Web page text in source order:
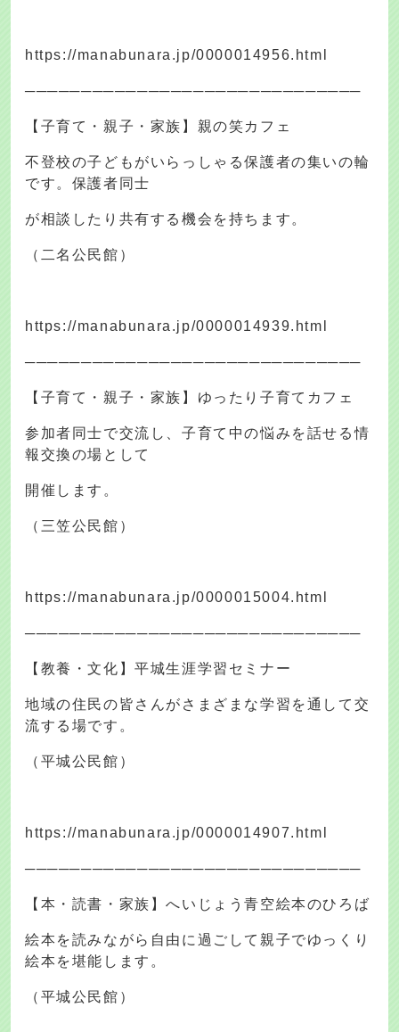
https://manabunara.jp/0000014956.html
──────────────────────────────
【子育て・親子・家族】親の笑カフェ
不登校の子どもがいらっしゃる保護者の集いの輪
です。保護者同士
が相談したり共有する機会を持ちます。
（二名公民館）
https://manabunara.jp/0000014939.html
──────────────────────────────
【子育て・親子・家族】ゆったり子育てカフェ
参加者同士で交流し、子育て中の悩みを話せる情
報交換の場として
開催します。
（三笠公民館）
https://manabunara.jp/0000015004.html
──────────────────────────────
【教養・文化】平城生涯学習セミナー
地域の住民の皆さんがさまざまな学習を通して交
流する場です。
（平城公民館）
https://manabunara.jp/0000014907.html
──────────────────────────────
【本・読書・家族】へいじょう青空絵本のひろば
絵本を読みながら自由に過ごして親子でゆっくり
絵本を堪能します。
（平城公民館）